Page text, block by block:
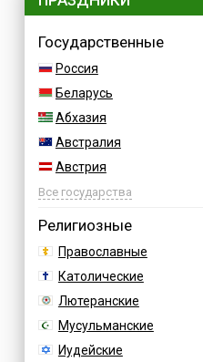
Государственные
Россия
Беларусь
Абхазия
Австралия
Австрия
Азербайджан
Все государства
Религиозные
Православные
Католические
Лютеранские
Мусульманские
Иудейские